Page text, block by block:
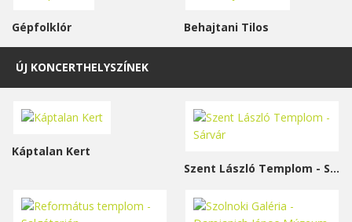
Gépfolklór Behajtani Tilos
ÚJ KONCERTHELYSZÍNEK
Káptalan Kert
Szent László Templom - Sárvár